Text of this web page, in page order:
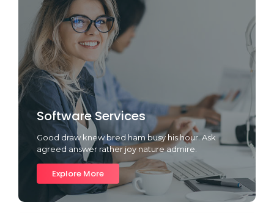
Software Services
Good draw knew bred ham busy his hour. Ask
agreed answer rather joy nature admire.
Explore More